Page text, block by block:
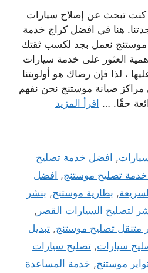
كنت تبحث عن إصلاح سيارات
هنا في افضل كراج خدمة
موستنج نعمل بجد لكسب ثقتك
العثور على خدمة سيارات
، لذا فإن رضاك ​​هو أولويتنا
صيانة موستنج نحن نفهم
حقًا. … اقرأ المزيد
, افضل خدمة تصليح
تصليح موستنج, افضل
, بطارية موستنج, بنشر
لتصليح السيارات القصر ,
متنقل تصليح موستنج, تبديل
سيارات, تصليح سيارات
موستنج, خدمة المساعدة